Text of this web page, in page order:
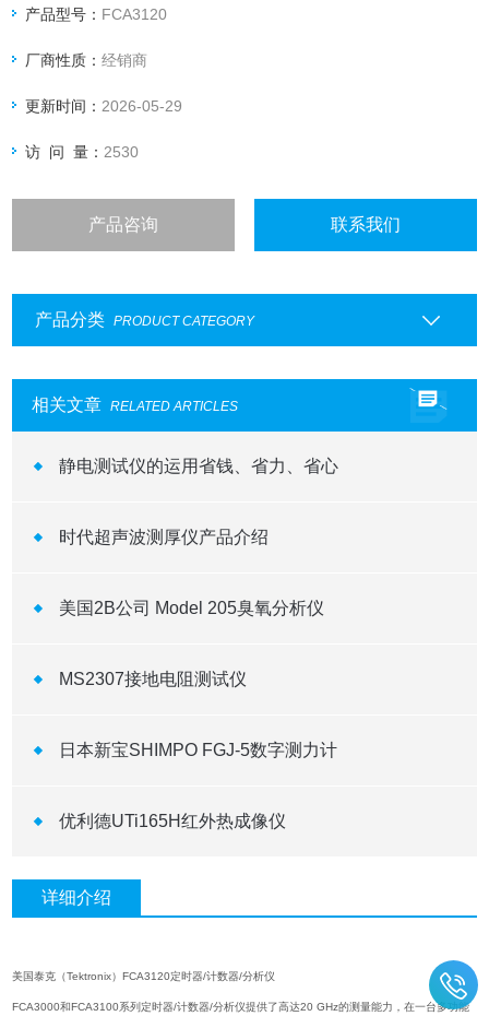
以捕获非常小的频率和时间变化
产品型号： FCA3120
厂商性质：经销商
更新时间： 2026-05-29
访 问 量： 2530
产品咨询 联系我们
产品分类 PRODUCT CATEGORY
相关文章 RELATED ARTICLES
静电测试仪的运用省钱、省力、省心
时代超声波测厚仪产品介绍
美国2B公司 Model 205臭氧分析仪
MS2307接地电阻测试仪
日本新宝SHIMPO FGJ-5数字测力计
优利德UTi165H红外热成像仪
详细介绍
美国泰克（Tektronix）FCA3120定时器/计数器/分析仪
FCA3000和FCA3100系列定时器/计数器/分析仪提供了高达20 GHz的测量能力，在一台多功能